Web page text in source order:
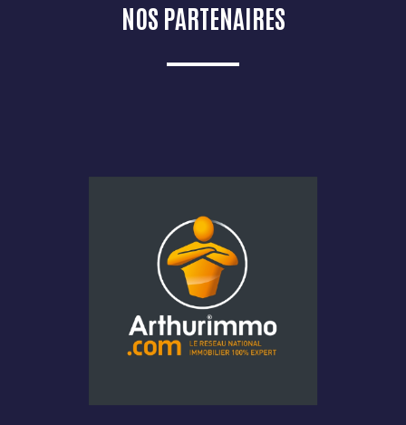
NOS PARTENAIRES